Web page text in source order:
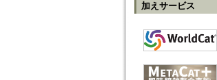
加えサービス